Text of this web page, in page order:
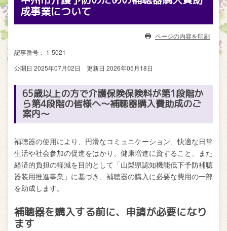
成事業について
ページの内容を印刷
記事番号： 1-5021
公開日 2025年07月02日
更新日 2026年05月18日
65歳以上の方で介護保険保険料が第1段階か
ら第4段階の皆様へ〜補聴器購入費助成のご
案内〜
補聴器の使用により、円滑なコミュニケーション、快適な日常
生活や社会参加の促進をはかり、健康増進に資すること、また
経済的負担の軽減を目的として「山梨県認知機能低下予防補聴
器装用推進事業」に基づき、補聴器の購入に必要な費用の一部
を助成します。
補聴器を購入する前に、申請が必要になり
ます